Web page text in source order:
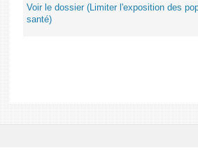
Voir le dossier (Limiter l'exposition des
santé)